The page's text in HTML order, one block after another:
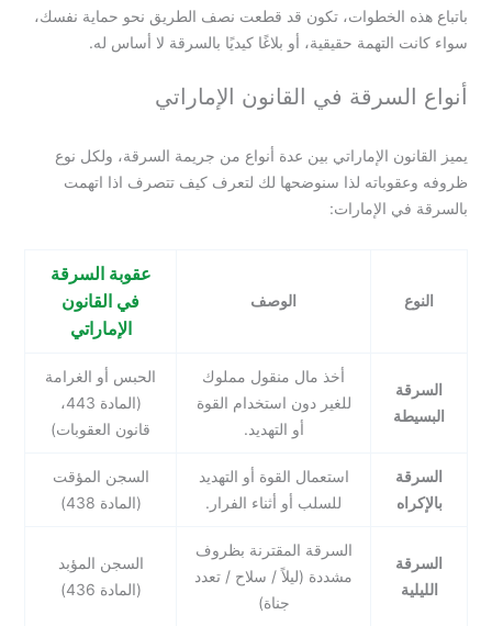
باتباع هذه الخطوات، تكون قد قطعت نصف الطريق نحو حماية نفسك،
سواء كانت التهمة حقيقية، أو بلاغًا كيديًا بالسرقة لا أساس له.
أنواع السرقة في القانون الإماراتي
يميز القانون الإماراتي بين عدة أنواع من جريمة السرقة، ولكل نوع
ظروفه وعقوباته لذا سنوضحها لك لتعرف كيف تتصرف اذا اتهمت
بالسرقة في الإمارات:
النوع الوصف
عقوبة السرقة
في القانون
الإماراتي
السرقة
البسيطة
أخذ مال منقول مملوك
للغير دون استخدام القوة
أو التهديد.
الحبس أو الغرامة
(المادة 443،
قانون العقوبات)
السرقة
بالإكراه
استعمال القوة أو التهديد
للسلب أو أثناء الفرار.
السجن المؤقت
(المادة 438)
السرقة
الليلية
السرقة المقترنة بظروف
مشددة (ليلاً / سلاح / تعدد
جناة)
السجن المؤبد
(المادة 436)